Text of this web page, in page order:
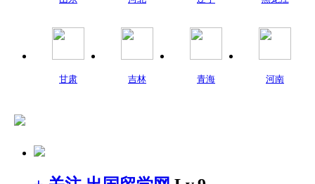
甘肃 吉林 青海 河南